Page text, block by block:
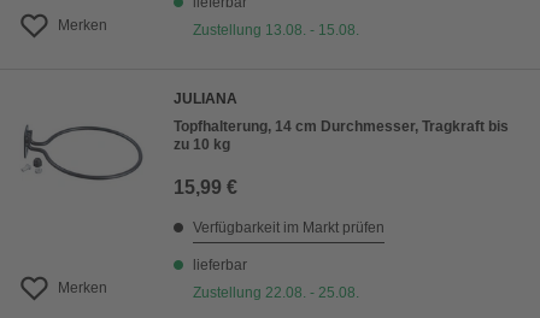
Merken
Zustellung 13.08. - 15.08.
Merken
JULIANA
Topfhalterung, 14 cm Durchmesser, Tragkraft bis
zu 10 kg
15,99 €
Verfügbarkeit im Markt prüfen
lieferbar
Zustellung 22.08. - 25.08.